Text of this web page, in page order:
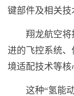
键部件及相关技
翔龙航空
进的飞控系统
境适配技术等核
这种“氢能